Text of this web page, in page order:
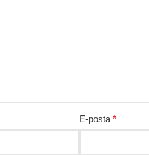
E-posta *